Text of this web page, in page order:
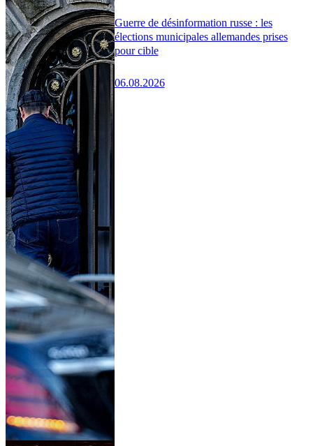
Guerre de désinformation russe : les
élections municipales allemandes prises
pour cible
06.08.2026